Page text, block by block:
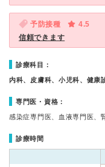
予防接種
4.5
信頼できます
診療科目：
内科、皮膚科、小児科、健康
専門医・資格：
感染症専門医、血液専門医、
診療時間